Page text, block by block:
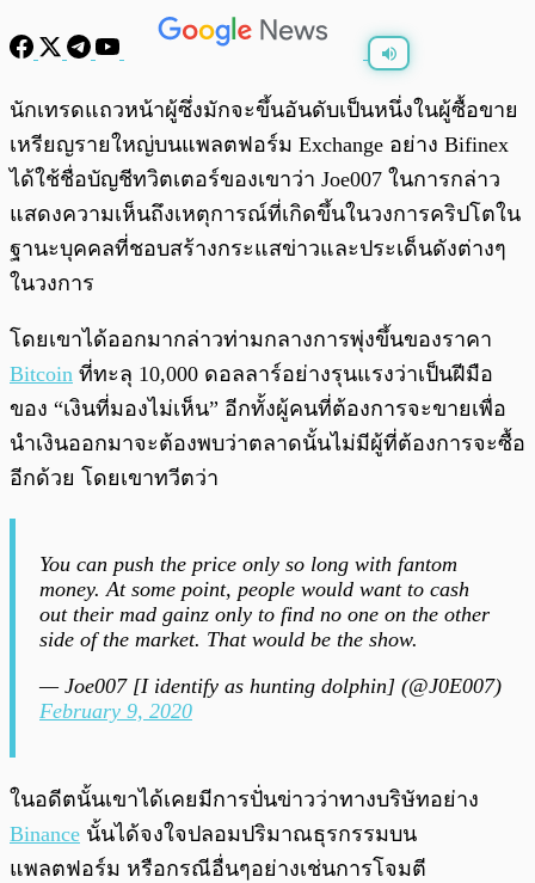
0:00 / 0:00
นักเทรดแถวหน้าผู้ซึ่งมักจะขึ้นอันดับเป็นหนึ่งในผู้ซื้อขาย
เหรียญรายใหญ่บนแพลตฟอร์ม Exchange อย่าง Bifinex
ได้ใช้ชื่อบัญชีทวิตเตอร์ของเขาว่า Joe007 ในการกล่าว
แสดงความเห็นถึงเหตุการณ์ที่เกิดขึ้นในวงการคริปโต​ใน
ฐานะบุคคลที่ชอบสร้างกระแสข่าวและประเด็นดังต่างๆ
ในวงการ
โดยเขาได้ออกมากล่าวท่ามกลางการพุ่งขึ้นของราคา
Bitcoin ที่ทะลุ 10,000 ดอลลาร์อย่างรุนแรงว่าเป็นฝีมือ
ของ “เงินที่มองไม่เห็น” อีกทั้งผู้คนที่ต้องการจะขายเพื่อ
นำเงินออกมาจะต้องพบว่าตลาดนั้นไม่มีผู้ที่ต้องการจะซื้อ
อีกด้วย โดยเขาทวีตว่า
You can push the price only so long with fantom
money. At some point, people would want to cash
out their mad gainz only to find no one on the other
side of the market. That would be the show.
— Joe007 [I identify as hunting dolphin] (@J0E007)
February 9, 2020
ในอดีตนั้นเขาได้เคยมีการปั่นข่าวว่าทางบริษัทอย่าง
Binance นั้นได้จงใจปลอมปริมาณธุรกรรมบน
แพลตฟอร์ม หรือกรณีอื่นๆอย่างเช่นการโจมตี